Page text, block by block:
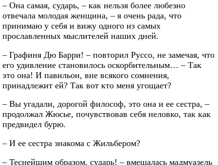
– Она самая, сударь, – как нельзя более любезно
отвечала молодая женщина, – я очень рада, что
принимаю у себя и вижу одного из самых
прославленных мыслителей наших дней.
– Графиня Дю Барри! – повторил Руссо, не замечая, что
его удивление становилось оскорбительным… – Так
это она! И павильон, вне всякого сомнения,
принадлежит ей? Так вот кто меня угощает?
– Вы угадали, дорогой философ, это она и ее сестра, –
продолжал Жюсье, почувствовав себя неловко, так как
предвидел бурю.
– И ее сестра знакома с Жильбером?
– Теснейшим образом, сударь! – вмешалась мадмуазель